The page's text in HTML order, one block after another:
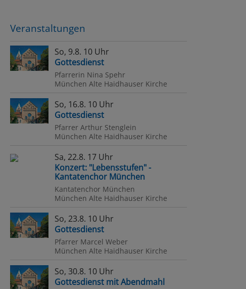
JOMA
feiert
Veranstaltungen
So, 9.8. 10 Uhr
Gottesdienst
Pfarrerin Nina Spehr
München Alte Haidhauser Kirche
So, 16.8. 10 Uhr
Gottesdienst
Pfarrer Arthur Stenglein
München Alte Haidhauser Kirche
Sa, 22.8. 17 Uhr
Konzert: "Lebensstufen" -
Kantatenchor München
Kantatenchor München
München Alte Haidhauser Kirche
So, 23.8. 10 Uhr
Gottesdienst
Pfarrer Marcel Weber
München Alte Haidhauser Kirche
So, 30.8. 10 Uhr
Gottesdienst mit Abendmahl